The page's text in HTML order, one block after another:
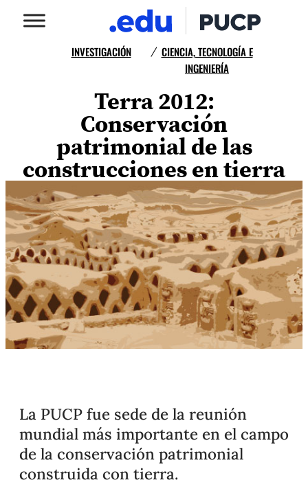
INVESTIGACIÓN / CIENCIA, TECNOLOGÍA E
INGENIERÍA
Terra 2012:
Conservación
patrimonial de las
construcciones en tierra
La PUCP fue sede de la reunión
mundial más importante en el campo
de la conservación patrimonial
construida con tierra.